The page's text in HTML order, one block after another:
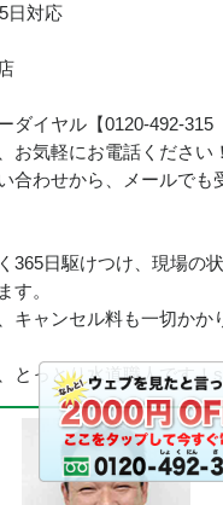
日対応
ダイヤル【0120-492-315
お気軽にお電話ください！
合わせから、メールでも
365日駆けつけ、現場の
す。
キャンセル料も一切かか
とっとり水道職人です！